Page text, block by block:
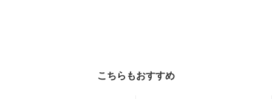
こちらもおすすめ